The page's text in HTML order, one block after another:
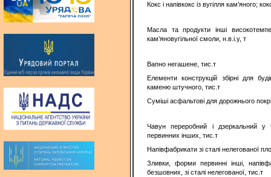
Кокс і напівкокс із вугілля кам’яного;
Масла та продукти інші
кам’яновугільної смоли, н.в.і.у, т
Вапно негашене, тис.т
Елементи конструкцій збірні для
каменю штучного, тис.т
Суміші асфальтові для дорожнього
Чавун переробний і дзеркальний
первинних інших, тис.т
Напівфабрикати зі сталі нелегованої
Зливки, форми первинні інші,
безшовних, зі сталі нелегованої, тис.т